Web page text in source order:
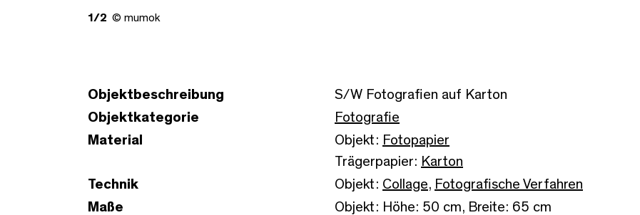
1/2 © mumok
Objektbeschreibung
S/W Fotografien auf Karton
Objektkategorie
Fotografie
Material
Objekt: Fotopapier
Trägerpapier: Karton
Technik
Objekt: Collage, Fotografische Verfahren
Maße
Objekt: Höhe: 50 cm, Breite: 65 cm